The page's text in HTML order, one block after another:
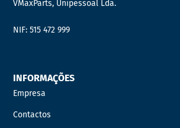
VMaxParts, Unipessoal Lda.
NIF: 515 472 999
INFORMAÇÕES
Empresa
Contactos